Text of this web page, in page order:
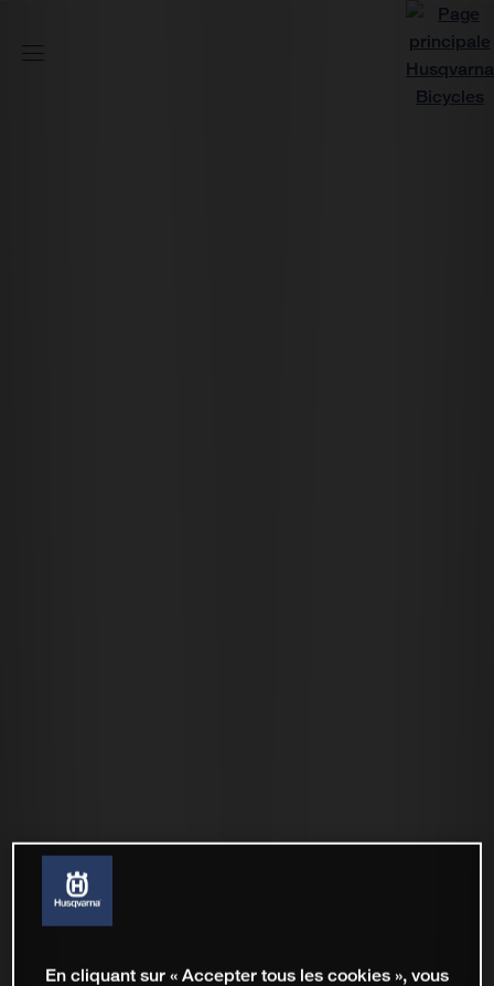
En cliquant sur « Accepter tous les cookies », vous